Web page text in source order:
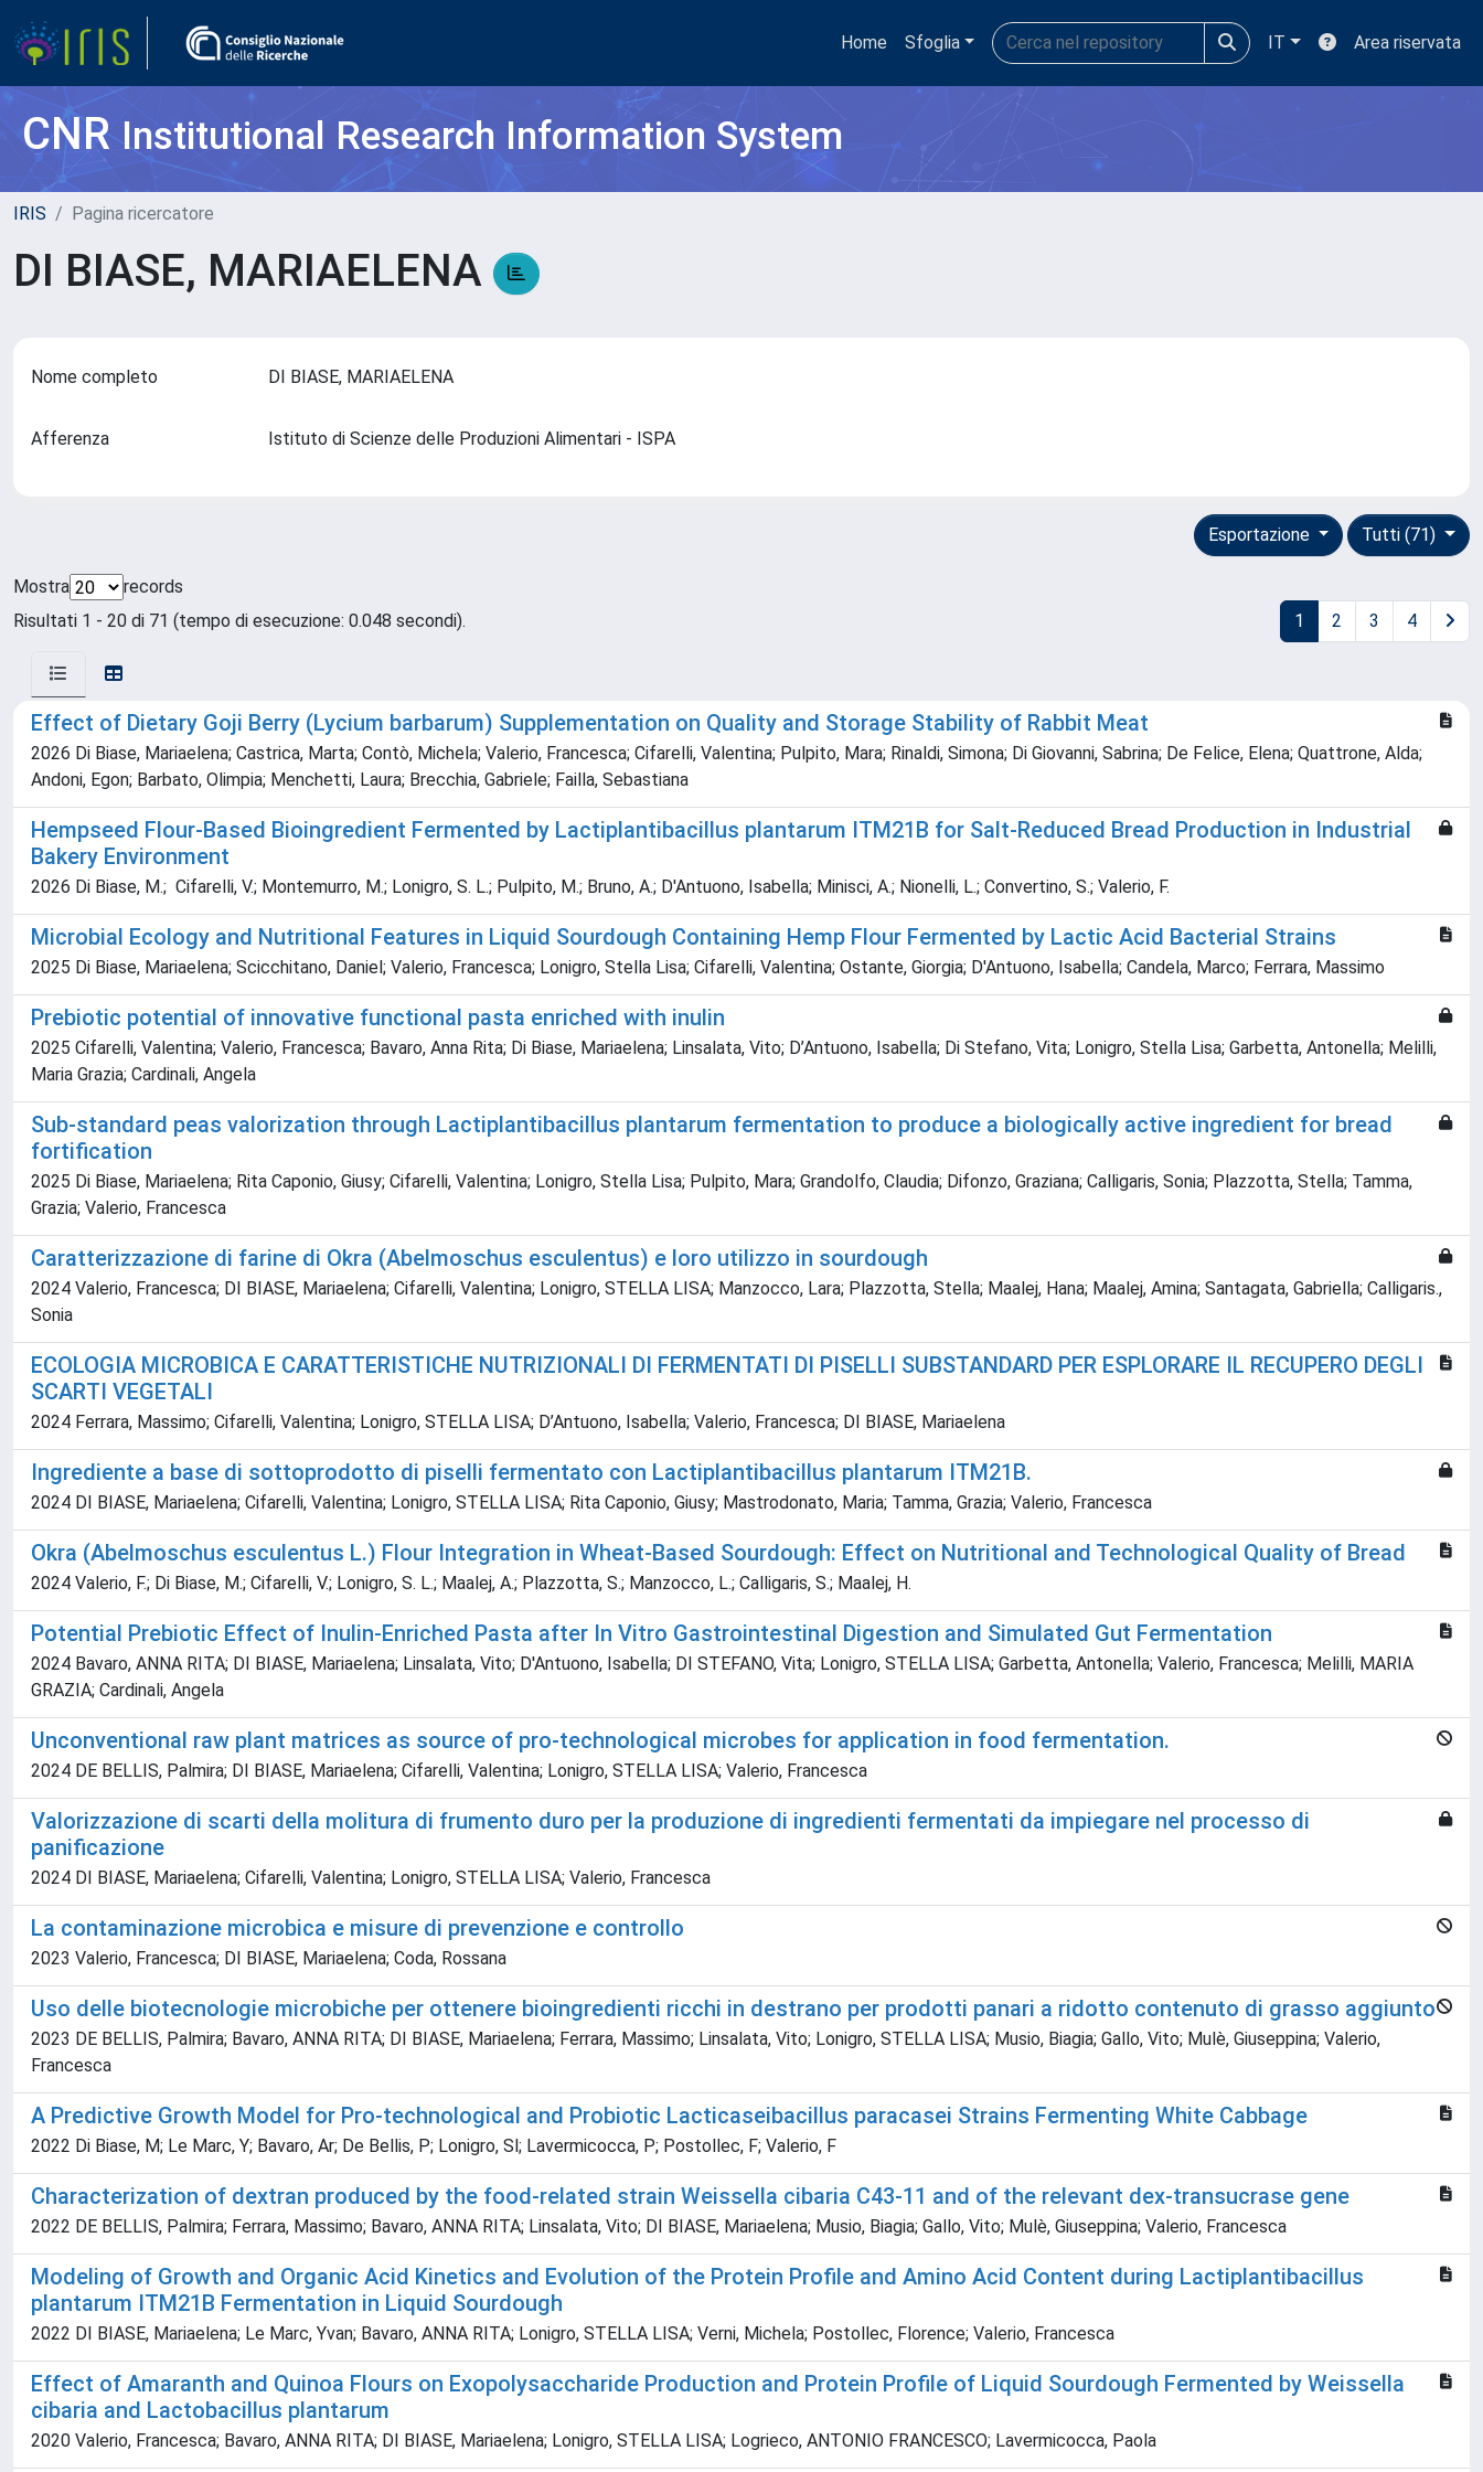
Home Sfoglia IT Area riservata
CNRInstitutional Research Information System
IRIS Pagina ricercatore
DI BIASE, MARIAELENA
Nome completo DI BIASE, MARIAELENA
Afferenza Istituto di Scienze delle Produzioni Alimentari - ISPA
Tutti (71)
Esportazione
Mostra
records
Risultati 1 - 20 di 71 (tempo di esecuzione: 0.048 secondi).
1 2 3 4
Effect of Dietary Goji Berry (Lycium barbarum) Supplementation on Quality and Storage Stability of Rabbit Meat
2026 Di Biase, Mariaelena; Castrica, Marta; Contò, Michela; Valerio, Francesca; Cifarelli, Valentina; Pulpito, Mara; Rinaldi, Simona; Di Giovanni, Sabrina; De Felice, Elena; Quattrone, Alda;
Andoni, Egon; Barbato, Olimpia; Menchetti, Laura; Brecchia, Gabriele; Failla, Sebastiana
Hempseed Flour‑Based Bioingredient Fermented by Lactiplantibacillus plantarum ITM21B for Salt‑Reduced Bread Production in Industrial
Bakery Environment
2026 Di Biase, M.; Cifarelli, V.; Montemurro, M.; Lonigro, S. L.; Pulpito, M.; Bruno, A.; D'Antuono, Isabella; Minisci, A.; Nionelli, L.; Convertino, S.; Valerio, F.
Microbial Ecology and Nutritional Features in Liquid Sourdough Containing Hemp Flour Fermented by Lactic Acid Bacterial Strains
2025 Di Biase, Mariaelena; Scicchitano, Daniel; Valerio, Francesca; Lonigro, Stella Lisa; Cifarelli, Valentina; Ostante, Giorgia; D'Antuono, Isabella; Candela, Marco; Ferrara, Massimo
Prebiotic potential of innovative functional pasta enriched with inulin
2025 Cifarelli, Valentina; Valerio, Francesca; Bavaro, Anna Rita; Di Biase, Mariaelena; Linsalata, Vito; D’Antuono, Isabella; Di Stefano, Vita; Lonigro, Stella Lisa; Garbetta, Antonella; Melilli,
Maria Grazia; Cardinali, Angela
Sub-standard peas valorization through Lactiplantibacillus plantarum fermentation to produce a biologically active ingredient for bread
fortification
2025 Di Biase, Mariaelena; Rita Caponio, Giusy; Cifarelli, Valentina; Lonigro, Stella Lisa; Pulpito, Mara; Grandolfo, Claudia; Difonzo, Graziana; Calligaris, Sonia; Plazzotta, Stella; Tamma,
Grazia; Valerio, Francesca
Caratterizzazione di farine di Okra (Abelmoschus esculentus) e loro utilizzo in sourdough
2024 Valerio, Francesca; DI BIASE, Mariaelena; Cifarelli, Valentina; Lonigro, STELLA LISA; Manzocco, Lara; Plazzotta, Stella; Maalej, Hana; Maalej, Amina; Santagata, Gabriella; Calligaris.,
Sonia
ECOLOGIA MICROBICA E CARATTERISTICHE NUTRIZIONALI DI FERMENTATI DI PISELLI SUBSTANDARD PER ESPLORARE IL RECUPERO DEGLI
SCARTI VEGETALI
2024 Ferrara, Massimo; Cifarelli, Valentina; Lonigro, STELLA LISA; D’Antuono, Isabella; Valerio, Francesca; DI BIASE, Mariaelena
Ingrediente a base di sottoprodotto di piselli fermentato con Lactiplantibacillus plantarum ITM21B.
2024 DI BIASE, Mariaelena; Cifarelli, Valentina; Lonigro, STELLA LISA; Rita Caponio, Giusy; Mastrodonato, Maria; Tamma, Grazia; Valerio, Francesca
Okra (Abelmoschus esculentus L.) Flour Integration in Wheat-Based Sourdough: Effect on Nutritional and Technological Quality of Bread
2024 Valerio, F.; Di Biase, M.; Cifarelli, V.; Lonigro, S. L.; Maalej, A.; Plazzotta, S.; Manzocco, L.; Calligaris, S.; Maalej, H.
Potential Prebiotic Effect of Inulin-Enriched Pasta after In Vitro Gastrointestinal Digestion and Simulated Gut Fermentation
2024 Bavaro, ANNA RITA; DI BIASE, Mariaelena; Linsalata, Vito; D'Antuono, Isabella; DI STEFANO, Vita; Lonigro, STELLA LISA; Garbetta, Antonella; Valerio, Francesca; Melilli, MARIA
GRAZIA; Cardinali, Angela
Unconventional raw plant matrices as source of pro-technological microbes for application in food fermentation.
2024 DE BELLIS, Palmira; DI BIASE, Mariaelena; Cifarelli, Valentina; Lonigro, STELLA LISA; Valerio, Francesca
Valorizzazione di scarti della molitura di frumento duro per la produzione di ingredienti fermentati da impiegare nel processo di
panificazione
2024 DI BIASE, Mariaelena; Cifarelli, Valentina; Lonigro, STELLA LISA; Valerio, Francesca
La contaminazione microbica e misure di prevenzione e controllo
2023 Valerio, Francesca; DI BIASE, Mariaelena; Coda, Rossana
Uso delle biotecnologie microbiche per ottenere bioingredienti ricchi in destrano per prodotti panari a ridotto contenuto di grasso aggiunto
2023 DE BELLIS, Palmira; Bavaro, ANNA RITA; DI BIASE, Mariaelena; Ferrara, Massimo; Linsalata, Vito; Lonigro, STELLA LISA; Musio, Biagia; Gallo, Vito; Mulè, Giuseppina; Valerio,
Francesca
A Predictive Growth Model for Pro-technological and Probiotic Lacticaseibacillus paracasei Strains Fermenting White Cabbage
2022 Di Biase, M; Le Marc, Y; Bavaro, Ar; De Bellis, P; Lonigro, Sl; Lavermicocca, P; Postollec, F; Valerio, F
Characterization of dextran produced by the food-related strain Weissella cibaria C43-11 and of the relevant dex-transucrase gene
2022 DE BELLIS, Palmira; Ferrara, Massimo; Bavaro, ANNA RITA; Linsalata, Vito; DI BIASE, Mariaelena; Musio, Biagia; Gallo, Vito; Mulè, Giuseppina; Valerio, Francesca
Modeling of Growth and Organic Acid Kinetics and Evolution of the Protein Profile and Amino Acid Content during Lactiplantibacillus
plantarum ITM21B Fermentation in Liquid Sourdough
2022 DI BIASE, Mariaelena; Le Marc, Yvan; Bavaro, ANNA RITA; Lonigro, STELLA LISA; Verni, Michela; Postollec, Florence; Valerio, Francesca
Effect of Amaranth and Quinoa Flours on Exopolysaccharide Production and Protein Profile of Liquid Sourdough Fermented by Weissella
cibaria and Lactobacillus plantarum
2020 Valerio, Francesca; Bavaro, ANNA RITA; DI BIASE, Mariaelena; Lonigro, STELLA LISA; Logrieco, ANTONIO FRANCESCO; Lavermicocca, Paola